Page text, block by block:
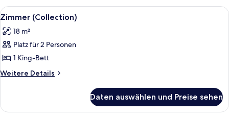
Seeblick
Alle
Fotos
für
Zimmer
(Collection)
anzeigen
Ein Hotelzimmer mit einem großen
5
Zimmer (Collection)
18 m²
Platz für 2 Personen
1 King-Bett
Weitere Details
Weitere
(Collection)
Daten auswählen und Preise sehen